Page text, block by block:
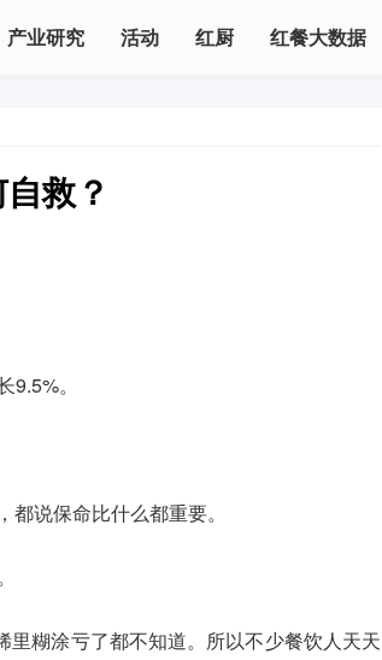
产业研究 活动 红厨 红餐大数据
救？
。
说保命比什么都重要。
里糊涂亏了都不知道。所以不少餐饮人天天